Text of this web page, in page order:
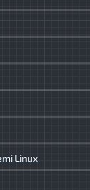
Linux